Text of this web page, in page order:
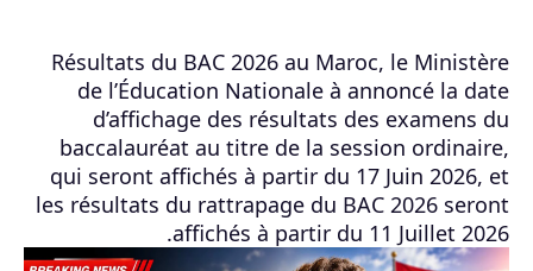
Résultats du BAC 2026 au Maroc, le Ministère
de l’Éducation Nationale à annoncé la date
d’affichage des résultats des examens du
baccalauréat au titre de la session ordinaire,
qui seront affichés à partir du 17 Juin 2026, et
les résultats du rattrapage du BAC 2026 seront
affichés à partir du 11 Juillet 2026.